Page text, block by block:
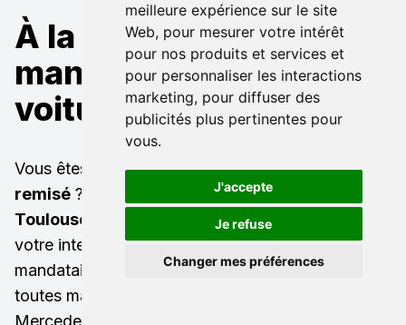
meilleure expérience sur le site
Web, pour mesurer votre intérêt
pour nos produits et services et
pour personnaliser les interactions
marketing, pour diffuser des
publicités plus pertinentes pour
vous.
J'accepte
Je refuse
Changer mes préférences
À la recherche d'un
mandataire pour une
voiture Subaru ?
Vous êtes à la recherche d'unSubaru neuf
remisé ? Ou bien d'une
Subaru occasion à
Toulouse Beaupuy
(31850) ? LB Automobiles est
votre interlocuteur privilégié ! Nous sommes
mandataire Subaru, spécialisé dans l'import auto
toutes marques (mandataire Audi, mandataire
Mercedes, mandataire BMW, mandataire